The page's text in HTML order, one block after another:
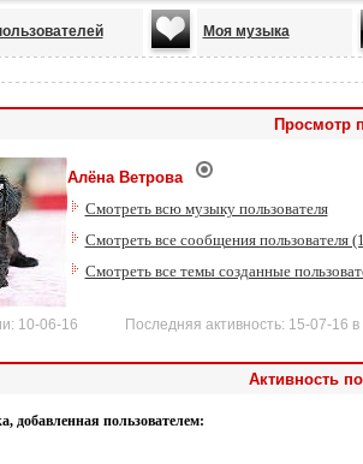
Моя музыка
Просмотр
Алёна Ветрова
Смотреть всю музыку пользователя
Смотреть все сообщения пользователя
Смотреть все темы созданные
10-06-16 Последняя активность: 15-07-16 в
Активность
добавленная пользователем: